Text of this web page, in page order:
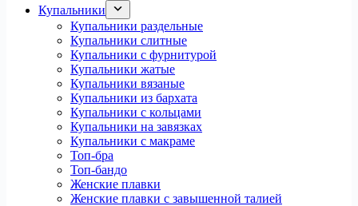
Купальники
Купальники раздельные
Купальники слитные
Купальники с фурнитурой
Купальники жатые
Купальники вязаные
Купальники из бархата
Купальники с кольцами
Купальники на завязках
Купальники с макраме
Топ-бра
Топ-бандо
Женские плавки
Женские плавки с завышенной талией